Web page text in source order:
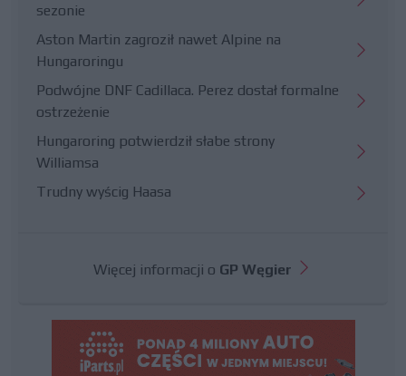
sezonie
Aston Martin zagroził nawet Alpine na
Hungaroringu
Podwójne DNF Cadillaca. Perez dostał formalne
ostrzeżenie
Hungaroring potwierdził słabe strony
Williamsa
Trudny wyścig Haasa
Więcej informacji o GP Węgier